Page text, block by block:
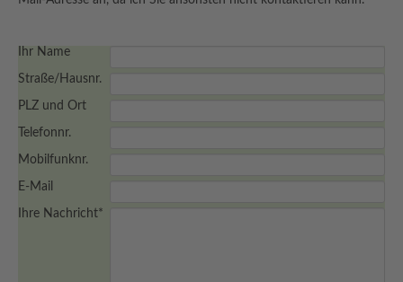
Ihr Name
Straße/Hausnr.
PLZ und Ort
Telefonnr.
Mobilfunknr.
E-Mail
Ihre Nachricht*